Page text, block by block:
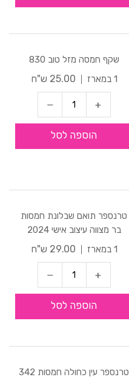
שקף חמסה מזל טוב 830
1 במארז
25.00 ש"ח
הוספה לסל
טרנספר תואם שבלונת חמסות
בר מצווה עיצוב אישי 2024
1 במארז
29.00 ש"ח
הוספה לסל
טרנספר עין כחולה חמסות 342